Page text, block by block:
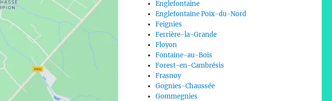
Englefontaine
Englefontaine Poix-du-Nord
Feignies
Ferrière-la-Grande
Floyon
Fontaine-au-Bois
Forest-en-Cambrésis
Frasnoy
Gognies-Chaussée
Gommegnies